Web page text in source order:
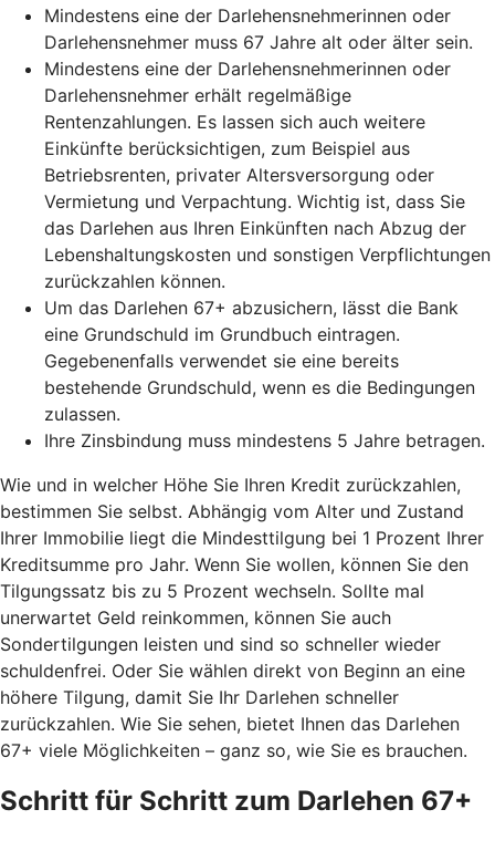
Mindestens eine der Darlehensnehmerinnen oder
Darlehensnehmer muss 67 Jahre alt oder älter sein.
Mindestens eine der Darlehensnehmerinnen oder
Darlehensnehmer erhält regelmäßige
Rentenzahlungen. Es lassen sich auch weitere
Einkünfte berücksichtigen, zum Beispiel aus
Betriebsrenten, privater Altersversorgung oder
Vermietung und Verpachtung. Wichtig ist, dass Sie
das Darlehen aus Ihren Einkünften nach Abzug der
Lebenshaltungskosten und sonstigen Verpflichtungen
zurückzahlen können.
Um das Darlehen 67+ abzusichern, lässt die Bank
eine Grundschuld im Grundbuch eintragen.
Gegebenenfalls verwendet sie eine bereits
bestehende Grundschuld, wenn es die Bedingungen
zulassen.
Ihre Zinsbindung muss mindestens 5 Jahre betragen.
Wie und in welcher Höhe Sie Ihren Kredit zurückzahlen,
bestimmen Sie selbst. Abhängig vom Alter und Zustand
Ihrer Immobilie liegt die Mindesttilgung bei 1 Prozent Ihrer
Kreditsumme pro Jahr. Wenn Sie wollen, können Sie den
Tilgungssatz bis zu 5 Prozent wechseln. Sollte mal
unerwartet Geld reinkommen, können Sie auch
Sondertilgungen leisten und sind so schneller wieder
schuldenfrei. Oder Sie wählen direkt von Beginn an eine
höhere Tilgung, damit Sie Ihr Darlehen schneller
zurückzahlen. Wie Sie sehen, bietet Ihnen das Darlehen
67+ viele Möglichkeiten – ganz so, wie Sie es brauchen.
Schritt für Schritt zum Darlehen 67+